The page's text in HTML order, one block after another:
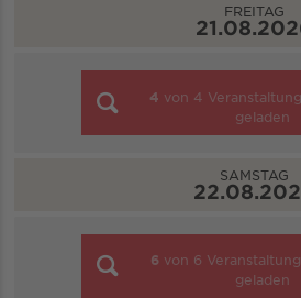
FREITAG
4 von 4
geladen
SAMSTAG
6 von 6
geladen